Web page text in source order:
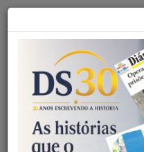
Faça sua pesquisa...